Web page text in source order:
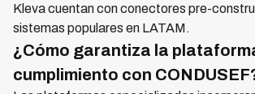
Kleva cuentan con conectores pre-
sistemas populares en LATAM.
¿Cómo garantiza la
cumplimiento con